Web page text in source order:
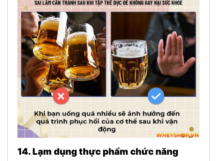
14. Lạm dụng thực phẩm chức năng